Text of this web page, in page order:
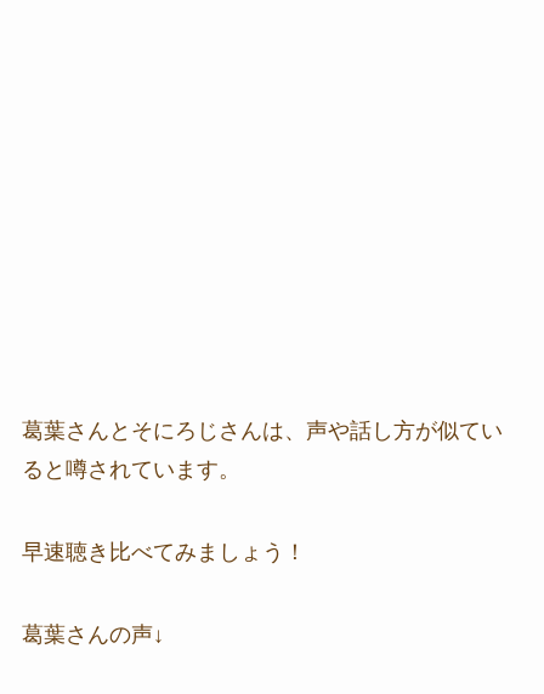
葛葉さんとそにろじさんは、声や話し方が似てい
ると噂されています。
早速聴き比べてみましょう！
葛葉さんの声↓